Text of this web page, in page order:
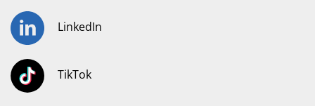
LinkedIn
TikTok